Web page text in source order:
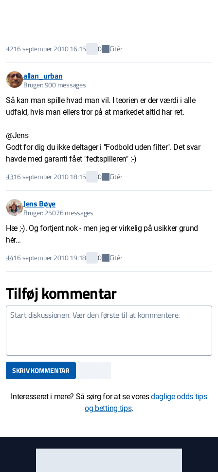
#216 september 2010 16:15 0 Citér
allan_urban
Bruger: 900 messages
Så kan man spille hvad man vil. I teorien er der værdi i alle
udfald, hvis man ellers tror på at markedet altid har ret.
@Jens
Godt for dig du ikke deltager i "Fodbold uden filter". Det svar
havde med garanti fået "fedtspilleren" :-)
#316 september 2010 18:15 0 Citér
Jens Bøye
Bruger: 25076 messages
Hæ ;-). Og fortjent nok - men jeg er virkelig på usikker grund
hér...
#416 september 2010 19:18 0 Citér
Tilføj kommentar
SKRIV KOMMENTAR
Interesseret i mere? Så sørg for at se voresdaglige odds tips
og betting tips.